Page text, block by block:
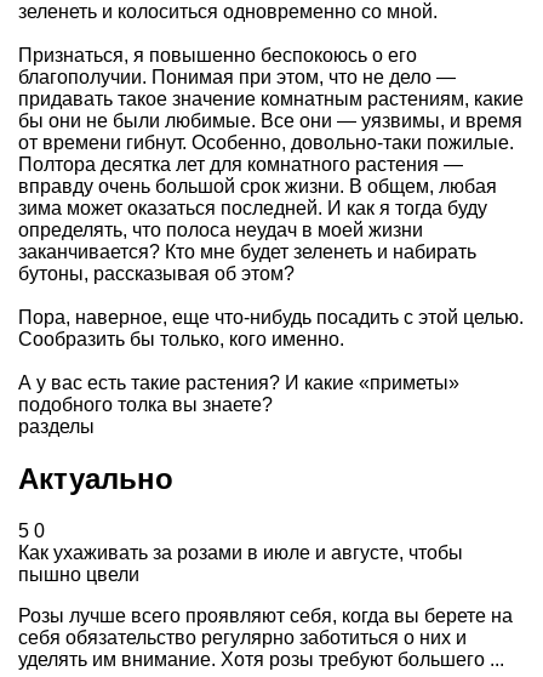
зеленеть и колоситься одновременно со мной.
Признаться, я повышенно беспокоюсь о его
благополучии. Понимая при этом, что не дело —
придавать такое значение комнатным растениям, какие
бы они не были любимые. Все они — уязвимы, и время
от времени гибнут. Особенно, довольно-таки пожилые.
Полтора десятка лет для комнатного растения —
вправду очень большой срок жизни. В общем, любая
зима может оказаться последней. И как я тогда буду
определять, что полоса неудач в моей жизни
заканчивается? Кто мне будет зеленеть и набирать
бутоны, рассказывая об этом?
Пора, наверное, еще что-нибудь посадить с этой целью.
Сообразить бы только, кого именно.
А у вас есть такие растения? И какие «приметы»
подобного толка вы знаете?
разделы
Актуально
5 0
Как ухаживать за розами в июле и августе, чтобы
пышно цвели
Розы лучше всего проявляют себя, когда вы берете на
себя обязательство регулярно заботиться о них и
уделять им внимание. Хотя розы требуют большего ...